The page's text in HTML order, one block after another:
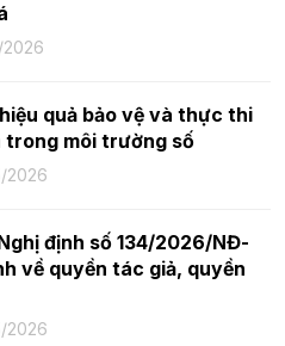
2026
quả bảo vệ và thực thi
trong môi trường số
2026
định số 134/2026/NĐ-
về quyền tác giả, quyền
2026